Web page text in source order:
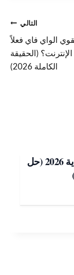
التالي
الواي فاي فعلاً
(الحقيقة
الكاملة 2026)
أفضل مقوي واي فاي في السعودية 2026 (حل